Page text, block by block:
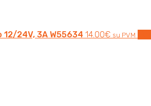
24V, 3A W55634 14.00€ su PVM